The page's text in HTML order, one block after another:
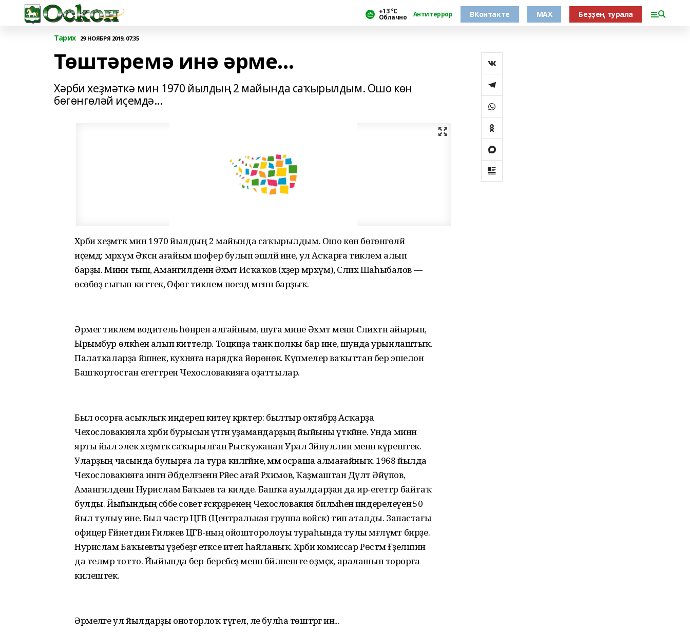
+13 °С
Облачно Антитеррор ВКонтакте MAX Беҙҙең турала
Тарих 29 НОЯБРЯ 2019, 07:35
Төштәремә инә әрме...
Хәрби хеҙмәткә мин 1970 йылдың 2 майында саҡырылдым. Ошо көн
бөгөнгөләй иҫемдә...
Хәрби хеҙмәткә мин 1970 йылдың 2 майында саҡырылдым. Ошо көн бөгөнгөләй
иҫемдә: мәрхүм Әҡсән ағайым шофер булып эшләй ине, ул Асҡарға тиклем алып
барҙы. Минән тыш, Амангилденән Әхмәт Исҡаҡов (хәҙер мәрхүм), Сәлих Шаһыбалов —
өсөбөҙ сығып киттек, Өфөгә тиклем поезд менән барҙыҡ.
Әрмегә тиклем водитель һөнәрен алғайным, шуға мине Әхмәт менән Сәлихтән айырып,
Ырымбур өлкәһенә алып киттеләр. Тоцкиҙа танк полкы бар ине, шунда урынлаштыҡ.
Палаткаларҙа йәшәнек, кухняға нарядҡа йөрөнөк. Күпмелер ваҡыттан бер эшелон
Башҡортостан егеттәрен Чехословакияға оҙаттылар.
Был осорға асыҡлыҡ индереп китеү кәрәктер: былтыр октябрҙә Асҡарҙа
Чехословакияла хәрби бурысын үтәгән уҙамандарҙың йыйыны үткәйне. Унда минән
ярты йыл элек хеҙмәткә саҡырылған Рысҡужанан Урал Зәйнуллин менән күрештек.
Уларҙың часында булырға ла тура килгәйне, әммә осраша алмағайныҡ. 1968 йылда
Чехословакияға ингән Әбделғәзенән Рәйес ағай Рәхимов, Ҡаҙмаштан Дәүләт Әйүпов,
Амангилденән Нурислам Баҡыев та килде. Башҡа ауылдарҙан да ир-егеттәр байтаҡ
булды. Йыйындың сәбәбе совет ғәскәрҙәренең Чехословакия биләмәһенә индерелеүенә 50
йыл тулыу ине. Был частәр ЦГВ (Центральная группа войск) тип аталды. Запастағы
офицер Ғәйнетдин Ғиләжев ЦГВ-ның ойошторолоуы тураһында тулы мәғлүмәт бирҙе.
Нурислам Баҡыевты үҙебеҙгә етәксе итеп һайланыҡ. Хәрби комиссар Рөстәм Ғәҙелшин
да телмәр тотто. Йыйында бер-беребеҙ менән бәйләнеште өҙмәҫкә, аралашып торорға
килештек.
Әрмеләге ул йылдарҙы оноторлоҡ түгел, әле булһа төштәргә инә...